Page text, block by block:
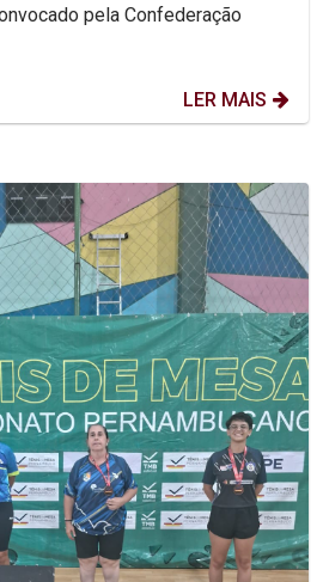
pela Confederação
LER MAIS